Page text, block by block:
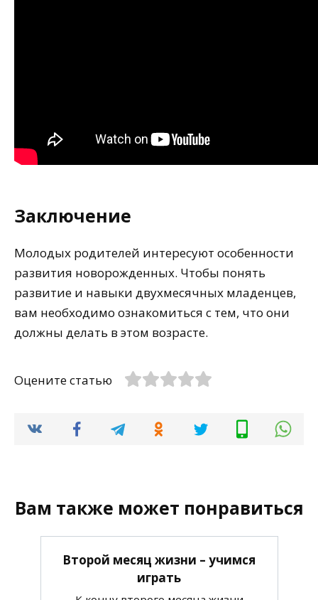
Заключение
Молодых родителей интересуют особенности
развития новорожденных. Чтобы понять
развитие и навыки двухмесячных младенцев,
вам необходимо ознакомиться с тем, что они
должны делать в этом возрасте.
Оцените статью
Вам также может понравиться
Второй месяц жизни – учимся
играть